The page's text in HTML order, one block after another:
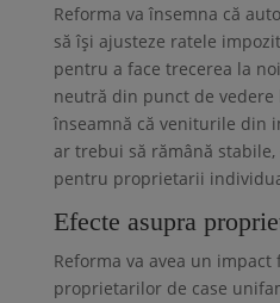
Reforma va însemna că
să își ajusteze ratele
pentru a face trecerea la
neutră din punct de vedere
înseamnă că veniturile din
ar trebui să rămână stabile,
pentru proprietarii
Efecte asupra
Reforma va avea un
proprietarilor de case